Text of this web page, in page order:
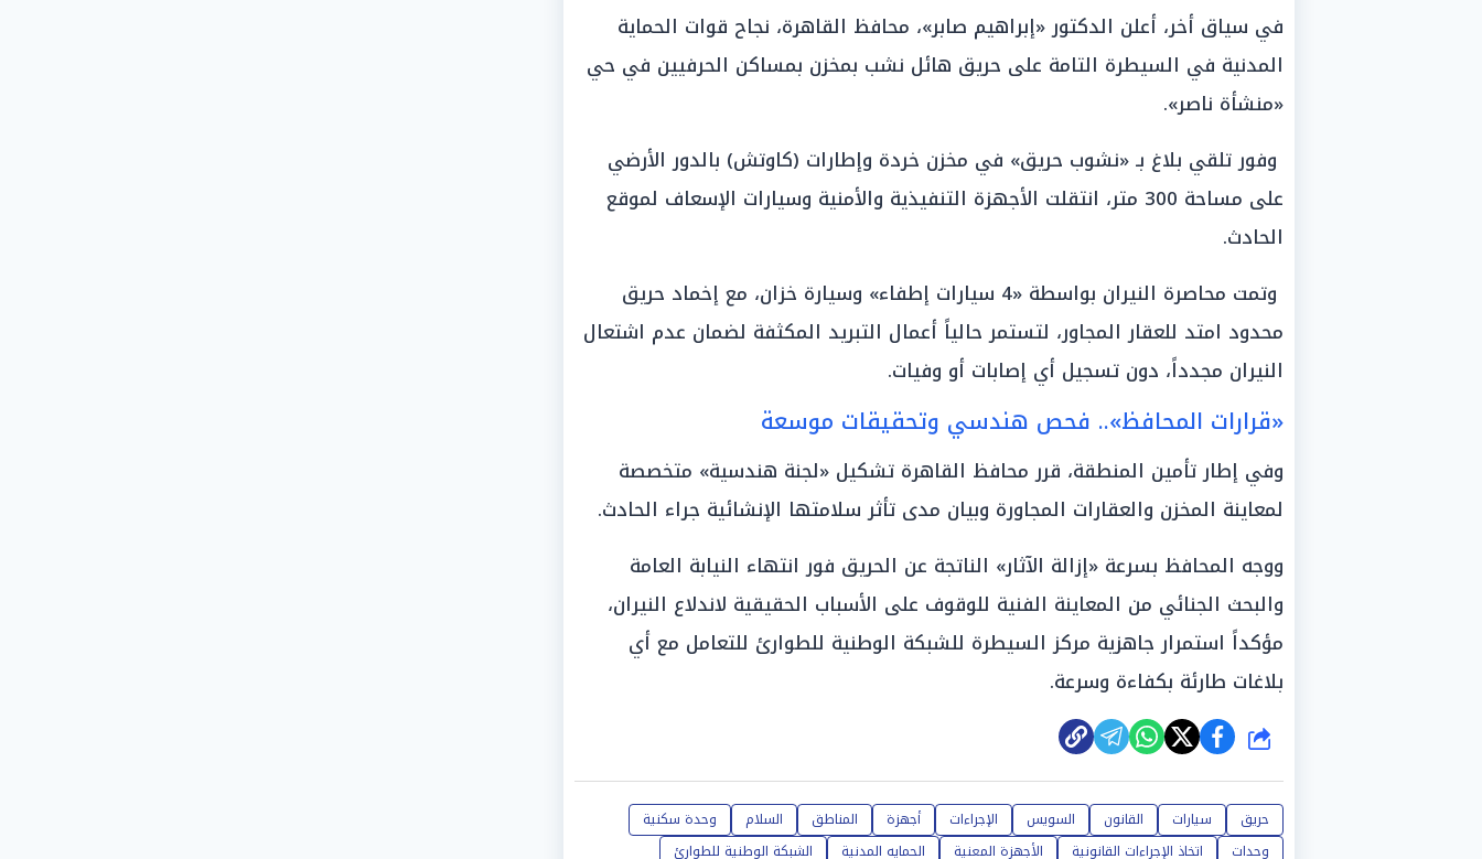
في سياق أخر، أعلن الدكتور «إبراهيم صابر»، محافظ القاهرة، نجاح قوات الحماية
المدنية في السيطرة التامة على حريق هائل نشب بمخزن بمساكن الحرفيين في حي
«منشأة ناصر».
وفور تلقي بلاغ بـ «نشوب حريق» في مخزن خردة وإطارات (كاوتش) بالدور الأرضي
على مساحة 300 متر، انتقلت الأجهزة التنفيذية والأمنية وسيارات الإسعاف لموقع
الحادث.
وتمت محاصرة النيران بواسطة «4 سيارات إطفاء» وسيارة خزان، مع إخماد حريق
محدود امتد للعقار المجاور، لتستمر حالياً أعمال التبريد المكثفة لضمان عدم اشتعال
النيران مجدداً، دون تسجيل أي إصابات أو وفيات.
«قرارات المحافظ».. فحص هندسي وتحقيقات موسعة
وفي إطار تأمين المنطقة، قرر محافظ القاهرة تشكيل «لجنة هندسية» متخصصة
لمعاينة المخزن والعقارات المجاورة وبيان مدى تأثر سلامتها الإنشائية جراء الحادث.
ووجه المحافظ بسرعة «إزالة الآثار» الناتجة عن الحريق فور انتهاء النيابة العامة
والبحث الجنائي من المعاينة الفنية للوقوف على الأسباب الحقيقية لاندلاع النيران،
مؤكداً استمرار جاهزية مركز السيطرة للشبكة الوطنية للطوارئ للتعامل مع أي
بلاغات طارئة بكفاءة وسرعة.
شارك
حريق سيارات القانون السويس الإجراءات أجهزة المناطق السلام
وحدة سكنية
وحدات
اتخاذ الإجراءات القانونية الأجهزة المعنية الحمايه المدنية الشبكة الوطنية للطوارئ